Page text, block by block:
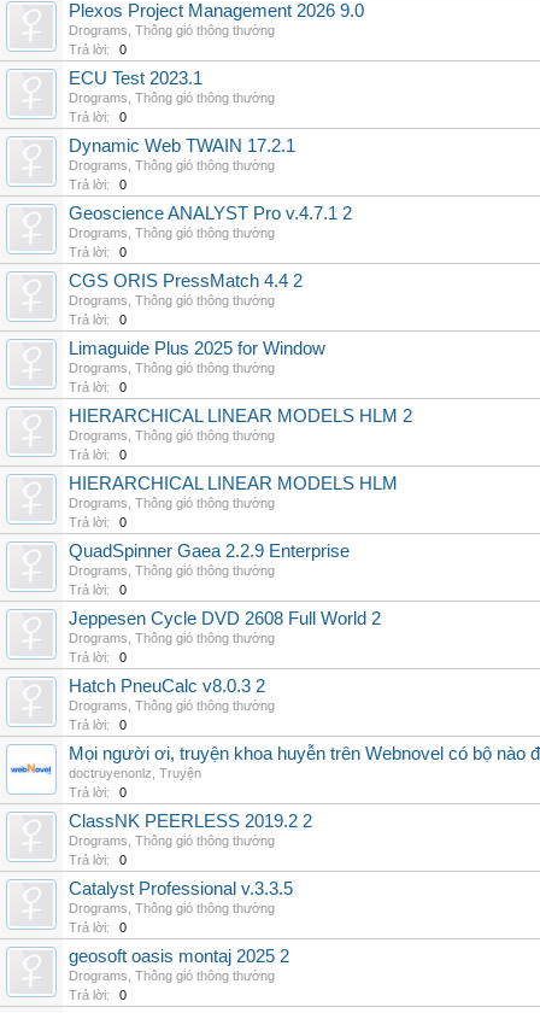
Plexos Project Management 2026 9.0
Drograms Thông gió thông thường
Trả lời:
0
ECU Test 2023.1
Drograms Thông gió thông thường
Trả lời:
0
Dynamic Web TWAIN 17.2.1
Drograms Thông gió thông thường
Trả lời:
0
Geoscience ANALYST Pro v.4.7.1 2
Drograms Thông gió thông thường
Trả lời:
0
CGS ORIS PressMatch 4.4 2
Drograms Thông gió thông thường
Trả lời:
0
Limaguide Plus 2025 for Window
Drograms Thông gió thông thường
Trả lời:
0
HIERARCHICAL LINEAR MODELS HLM 2
Drograms Thông gió thông thường
Trả lời:
0
HIERARCHICAL LINEAR MODELS HLM
Drograms Thông gió thông thường
Trả lời:
0
QuadSpinner Gaea 2.2.9 Enterprise
Drograms Thông gió thông thường
Trả lời:
0
Jeppesen Cycle DVD 2608 Full World 2
Drograms Thông gió thông thường
Trả lời:
0
Hatch PneuCalc v8.0.3 2
Drograms Thông gió thông thường
Trả lời:
0
Mọi người ơi, truyện khoa huyễn trên Webnovel có bộ nào
doctruyenonlz Truyện
Trả lời:
0
ClassNK PEERLESS 2019.2 2
Drograms Thông gió thông thường
Trả lời:
0
Catalyst Professional v.3.3.5
Drograms Thông gió thông thường
Trả lời:
0
geosoft oasis montaj 2025 2
Drograms Thông gió thông thường
Trả lời:
0